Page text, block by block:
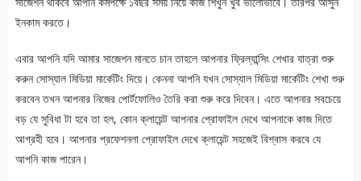
ইনকাম করতে।
এবার আপনি যদি আমার সাজেশন মানতে চান তাহলে আপনার ফ্রিল্যান্সিং শেখার যাত্রা শুরু
করুন সোস্যাল মিডিয়া মার্কেটিং দিয়ে। কেননা আপনি যখন সোস্যাল মিডিয়া মার্কেটিং শেখা শুরু
করবেন তখন আপনার নিজের পোর্টফোলিও তৈরি করা শুরু করে দিবেন। এতে আপনার সবচেয়ে
বড় যে সুবিধা টা হবে তা হল, কোন ক্লায়েন্ট আপনার প্রোফাইল দেখে আপনাকে কাজ দিতে
আগ্রহী হবে। আপনার প্রফেশনলা প্রোফাইল দেখে ক্লায়েন্ট সহজেই বিশ্বাস করবে যে
আপনি কাজ পারেন।